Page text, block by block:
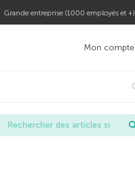
Grande entreprise (1000 employés et +)
Mon compte